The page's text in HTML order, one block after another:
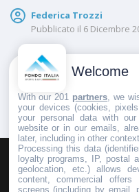
Federica Trozzi
Pubblicato il 6 Dicembre
HOMEPAGEREDAZIONEINVIA
Welcome
With our 201 partners , we
your devices (cookies,
your personal data with
website or in our emails,
later, including in other
Processing this data
loyalty programs, IP, postal
geolocation, etc.) allows
content, commercial
screens (including by email,